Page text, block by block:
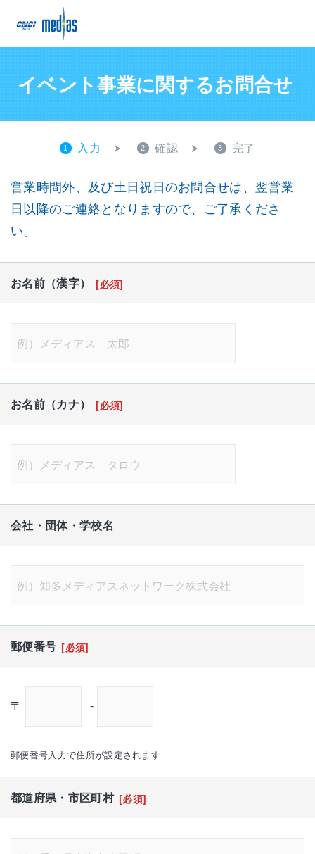
イベント事業に関するお問合せ
1 入力 2 確認 3 完了
営業時間外、及び土日祝日のお問合せは、翌営業
日以降のご連絡となりますので、ご了承くださ
い。
お名前（漢字） [必須]
お名前（カナ） [必須]
会社・団体・学校名
郵便番号 [必須]
〒 -
郵便番号入力で住所が設定されます
都道府県・市区町村 [必須]